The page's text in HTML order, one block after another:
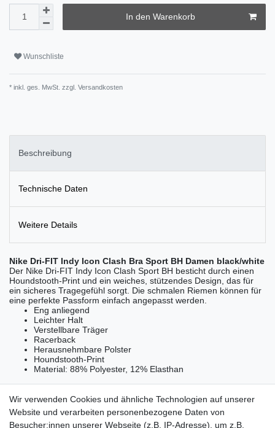
In den Warenkorb
Wunschliste
* inkl. ges. MwSt. zzgl. Versandkosten
Beschreibung
Technische Daten
Weitere Details
Nike Dri-FIT Indy Icon Clash Bra Sport BH Damen black/white
Der Nike Dri-FIT Indy Icon Clash Sport BH besticht durch einen
Houndstooth-Print und ein weiches, stützendes Design, das für
ein sicheres Tragegefühl sorgt. Die schmalen Riemen können für
eine perfekte Passform einfach angepasst werden.
Eng anliegend
Leichter Halt
Verstellbare Träger
Racerback
Herausnehmbare Polster
Houndstooth-Print
Material: 88% Polyester, 12% Elasthan
Wir verwenden Cookies und ähnliche Technologien auf unserer
Website und verarbeiten personenbezogene Daten von
Besucher:innen unserer Webseite (z.B. IP-Adresse), um z.B.